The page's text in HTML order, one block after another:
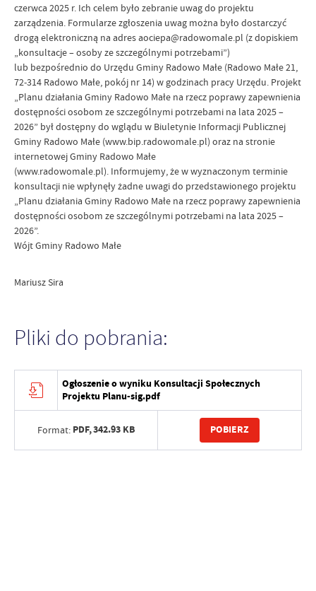
czerwca 2025 r. Ich celem było zebranie uwag do projektu
zarządzenia. Formularze zgłoszenia uwag można było dostarczyć
drogą elektroniczną na adres aociepa@radowomale.pl (z dopiskiem
„konsultacje – osoby ze szczególnymi potrzebami”)
lub bezpośrednio do Urzędu Gminy Radowo Małe (Radowo Małe 21,
72-314 Radowo Małe, pokój nr 14) w godzinach pracy Urzędu. Projekt
„Planu działania Gminy Radowo Małe na rzecz poprawy zapewnienia
dostępności osobom ze szczególnymi potrzebami na lata 2025 –
2026” był dostępny do wglądu w Biuletynie Informacji Publicznej
Gminy Radowo Małe (www.bip.radowomale.pl) oraz na stronie
internetowej Gminy Radowo Małe
(www.radowomale.pl). Informujemy, że w wyznaczonym terminie
konsultacji nie wpłynęły żadne uwagi do przedstawionego projektu
„Planu działania Gminy Radowo Małe na rzecz poprawy zapewnienia
dostępności osobom ze szczególnymi potrzebami na lata 2025 –
2026”.
Wójt Gminy Radowo Małe
Mariusz Sira
Pliki do pobrania:
Ogłoszenie o wyniku Konsultacji Społecznych
Projektu Planu-sig.pdf
Format: PDF,342.93 KB POBIERZ